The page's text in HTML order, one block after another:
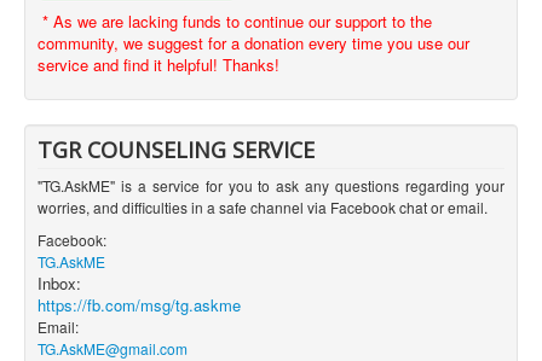
* As we are lacking funds to continue our support to the
community, we suggest for a donation every time you use our
service and find it helpful! Thanks!
TGR COUNSELING SERVICE
"TG.AskME" is a service for you to ask any questions regarding your
worries, and difficulties in a safe channel via Facebook chat or email.
Facebook:
TG.AskME
Inbox:
https://fb.com/msg/tg.askme
Email:
TG.AskME@gmail.com